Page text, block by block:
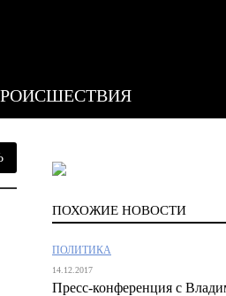
ПОХОЖИЕ НОВОСТИ
ПОЛИТИКА
14.12.2017
Пресс-конференция с